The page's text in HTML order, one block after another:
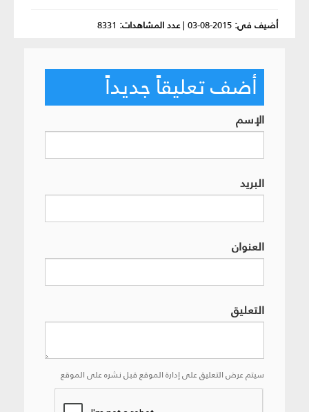
أضيف في: 2015-08-03
|عدد المشاهدات: 8331
أضف تعليقاً جديداً
الإسم
البريد
العنوان
التعليق
سيتم عرض التعليق على إدارة الموقع قبل نشره على الموقع